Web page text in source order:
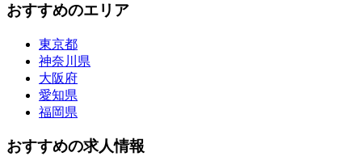
おすすめのエリア
東京都
神奈川県
大阪府
愛知県
福岡県
おすすめの求人情報